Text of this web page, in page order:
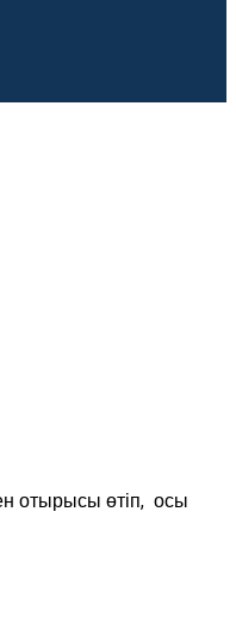
отырысы өтіп, осы